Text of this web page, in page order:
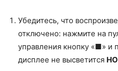
Убедитесь, что
отключено: нажмите на
управления кнопку «■» и
дисплее не высветится